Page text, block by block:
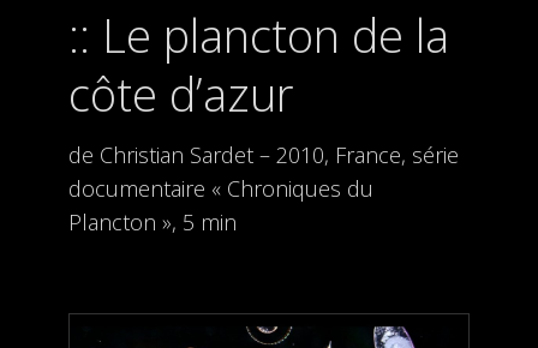
Le plancton de la
côte d’azur
de Christian Sardet – 2010, France, série
documentaire « Chroniques du
Plancton », 5 min